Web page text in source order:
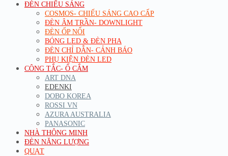
ĐÈN CHIẾU SÁNG
COSMOS- CHIẾU SÁNG CAO CẤP
ĐÈN ÂM TRẦN- DOWNLIGHT
ĐÈN ỐP NỔI
BÓNG LED & ĐÈN PHA
ĐÈN CHỈ DẪN- CẢNH BÁO
PHỤ KIỆN ĐÈN LED
CÔNG TẮC- Ổ CẮM
ART DNA
EDENKI
DOBO KOREA
ROSSI VN
AZURA AUSTRALIA
PANASONIC
NHÀ THÔNG MINH
ĐÈN NĂNG LƯỢNG
QUẠT